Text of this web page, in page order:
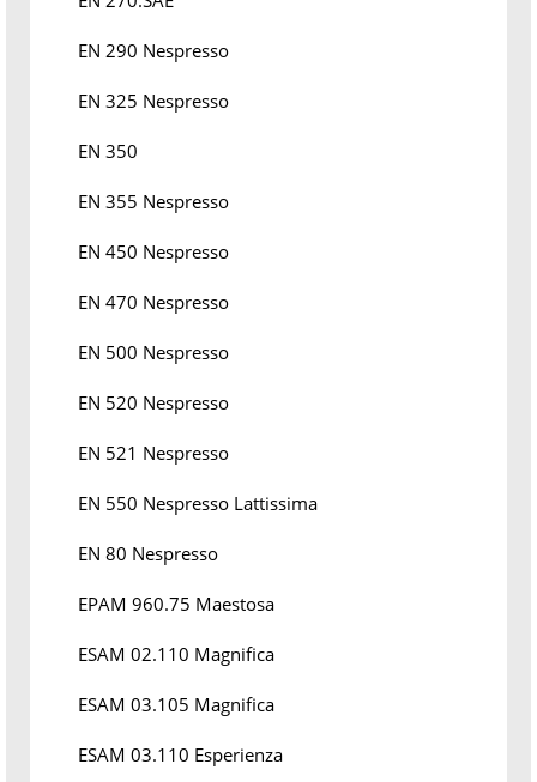
EN 290 Nespresso
EN 325 Nespresso
EN 350
EN 355 Nespresso
EN 450 Nespresso
EN 470 Nespresso
EN 500 Nespresso
EN 520 Nespresso
EN 521 Nespresso
EN 550 Nespresso Lattissima
EN 80 Nespresso
EPAM 960.75 Maestosa
ESAM 02.110 Magnifica
ESAM 03.105 Magnifica
ESAM 03.110 Esperienza